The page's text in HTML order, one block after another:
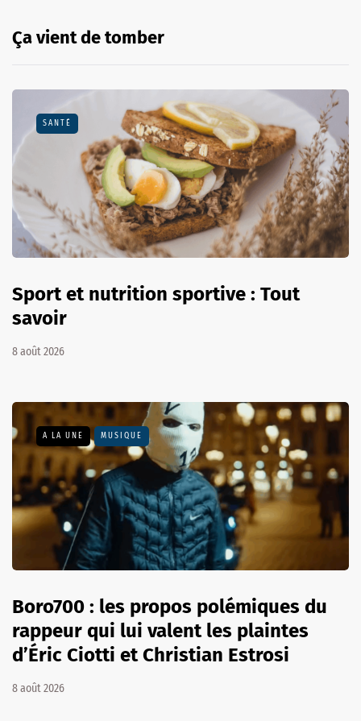
Ça vient de tomber
SANTÉ
Sport et nutrition sportive : Tout
savoir
8 août 2026
A LA UNE MUSIQUE
Boro700 : les propos polémiques du
rappeur qui lui valent les plaintes
d’Éric Ciotti et Christian Estrosi
8 août 2026